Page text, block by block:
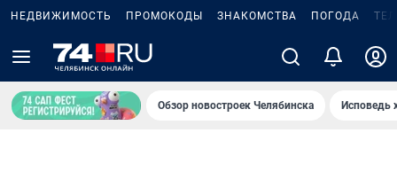
НЕДВИЖИМОСТЬ ПРОМОКОДЫ ЗНАКОМСТВА ПОГОДА
Обзор новостроек Челябинска Исповедь